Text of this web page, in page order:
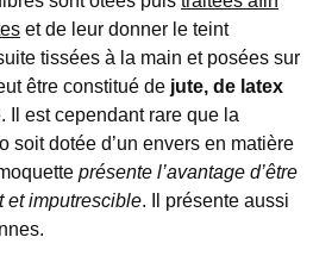
et de leur donner le teint
tissées à la main et posées sur
être constitué de jute, de latex
Il est cependant rare que la
soit dotée d’un envers en matière
présente l’avantage d’être
et imputrescible. Il présente aussi